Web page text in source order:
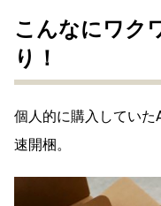
こんなにワク
り！
個人的に購入していた
速開梱。